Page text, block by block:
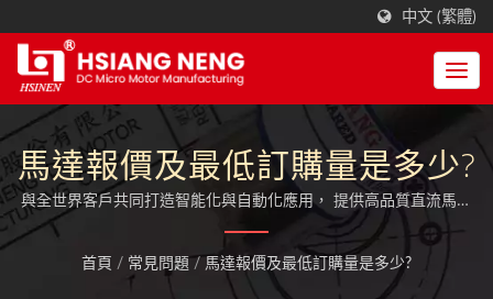
中文 (繁體)
馬達報價及最低訂購量是多少?
與全世界客戶共同打造智能化與自動化應用， 提供高品質直流馬達
與減速馬達全方位傳動解決方案。
首頁 / 常見問題 / 馬達報價及最低訂購量是多少?